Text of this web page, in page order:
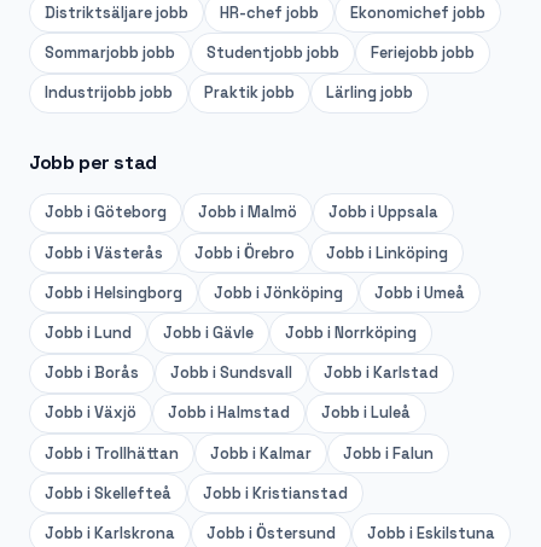
Distriktsäljarejobb HR-chef jobb Ekonomichef jobb
Sommarjobb jobb Studentjobb jobb Feriejobb jobb
Industrijobb jobb Praktikjobb Lärling jobb
Jobb per stad
Jobb iGöteborg Jobb iMalmö Jobb iUppsala
Jobb iVästerås Jobb iÖrebro Jobb iLinköping
Jobb iHelsingborg Jobb iJönköping Jobb iUmeå
Jobb iLund Jobb iGävle Jobb iNorrköping
Jobb iBorås Jobb iSundsvall Jobb iKarlstad
Jobb iVäxjö Jobb iHalmstad Jobb iLuleå
Jobb i Trollhättan Jobb iKalmar Jobb iFalun
Jobb iSkellefteå Jobb iKristianstad
Jobb iKarlskrona Jobb iÖstersund Jobb iEskilstuna